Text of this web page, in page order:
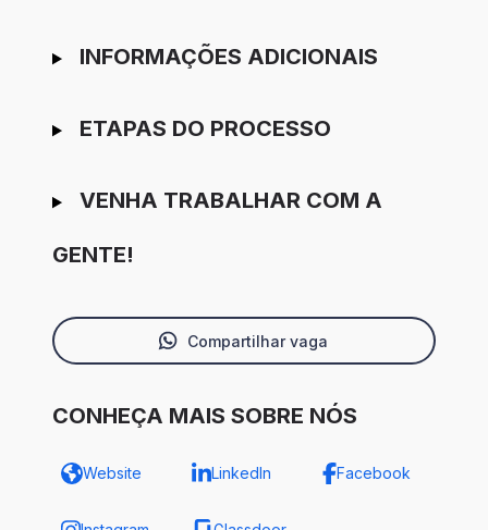
INFORMAÇÕES ADICIONAIS
ETAPAS DO PROCESSO
VENHA TRABALHAR COM A
GENTE!
Compartilhar vaga
CONHEÇA MAIS SOBRE NÓS
Website LinkedIn Facebook